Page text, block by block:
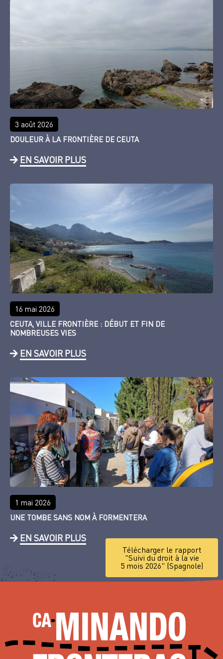
3 août 2026
DOULEUR À LA FRONTIÈRE DE CEUTA
EN SAVOIR PLUS
16 mai 2026
CEUTA, VILLE FRONTIÈRE : DÉBUT ET FIN DE
NOMBREUSES VIES
EN SAVOIR PLUS
1 mai 2026
UNE TOMBE SANS NOM À FORMENTERA
EN SAVOIR PLUS
Télécharger le rapport
"Suivi du droit à la vie
5 mois 2026" (Spagnole)